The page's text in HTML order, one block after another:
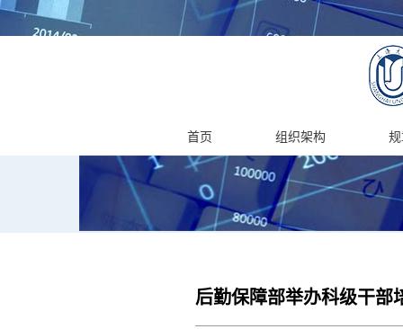
首页 组织架构
后勤保障部举办科级干部